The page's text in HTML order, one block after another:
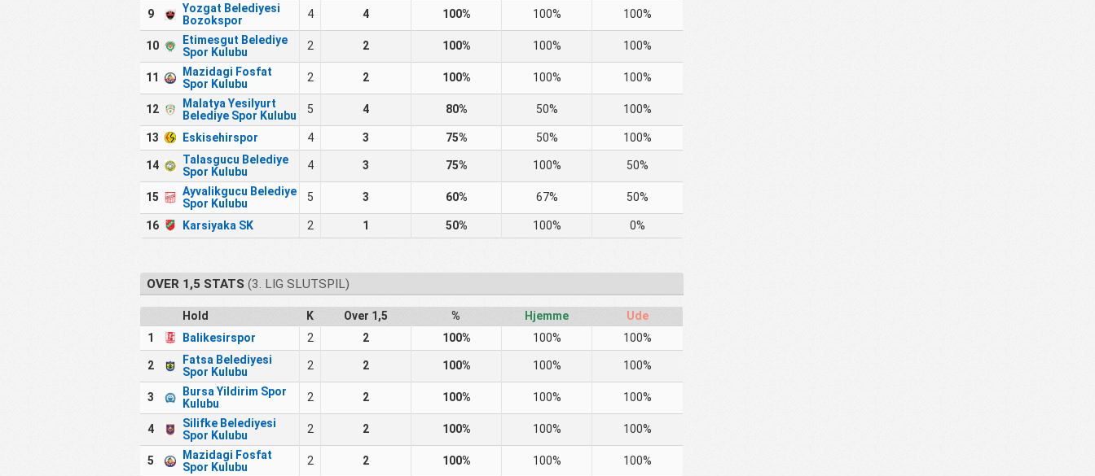
9
Yozgat Belediyesi
Bozokspor
4 4 100% 100% 100%
10
Etimesgut Belediye
Spor Kulubu
2 2 100% 100% 100%
11
Mazidagi Fosfat
Spor Kulubu
2 2 100% 100% 100%
12
Malatya Yesilyurt
Belediye Spor Kulubu
5 4 80% 50% 100%
13 Eskisehirspor 4 3 75% 50% 100%
14
Talasgucu Belediye
Spor Kulubu
4 3 75% 100% 50%
15
Ayvalikgucu Belediye
Spor Kulubu
5 3 60% 67% 50%
16 Karsiyaka SK 2 1 50% 100% 0%
OVER 1,5 STATS (3. LIG SLUTSPIL)
Hold K Over 1,5 % Hjemme
Ude
1
Balikesirspor 2 2 100% 100% 100%
2
Fatsa Belediyesi
Spor Kulubu
2 2 100% 100% 100%
3
Bursa Yildirim Spor
Kulubu
2 2 100% 100% 100%
4
Silifke Belediyesi
Spor Kulubu
2 2 100% 100% 100%
5
Mazidagi Fosfat
Spor Kulubu
2 2 100% 100% 100%